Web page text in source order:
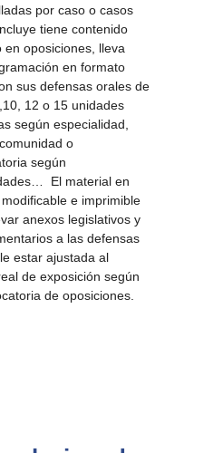
por caso o casos
tiene contenido
en oposiciones, lleva
en formato
sus defensas orales de
12 o 15 unidades
según especialidad,
, comunidad o
según
El material en
e imprimible
anexos legislativos y
a las defensas
estar ajustada al
de exposición según
de oposiciones.